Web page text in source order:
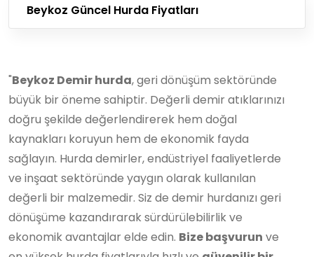
Beykoz Güncel Hurda Fiyatları
"Beykoz Demir hurda, geri dönüşüm sektöründe
büyük bir öneme sahiptir. Değerli demir atıklarınızı
doğru şekilde değerlendirerek hem doğal
kaynakları koruyun hem de ekonomik fayda
sağlayın. Hurda demirler, endüstriyel faaliyetlerde
ve inşaat sektöründe yaygın olarak kullanılan
değerli bir malzemedir. Siz de demir hurdanızı geri
dönüşüme kazandırarak sürdürülebilirlik ve
ekonomik avantajlar elde edin. Bize başvurun ve